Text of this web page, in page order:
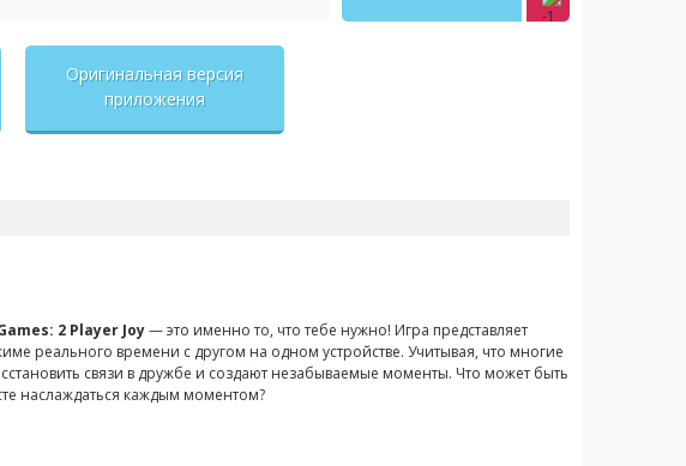
Оригинальная версия
приложения
2 Player Joy— это именно то, что тебе нужно! Игра представляет
реального времени с другом на одном устройстве. Учитывая, что многие
связи в дружбе и создают незабываемые моменты. Что может быть
наслаждаться каждым моментом?